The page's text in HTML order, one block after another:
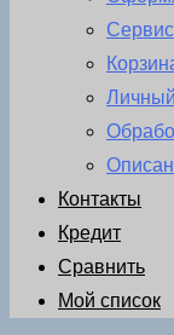
Контакты
Кредит
Сравнить
Мой список